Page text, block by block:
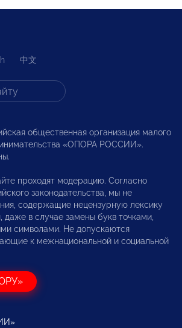
中文
общественная организация малого
«ОПОРА РОССИИ».
проходят модерацию. Согласно
законодательства, мы не
содержащие нецензурную лексику
даже в случае замены букв точками,
символами. Не допускаются
к межнациональной и социальной